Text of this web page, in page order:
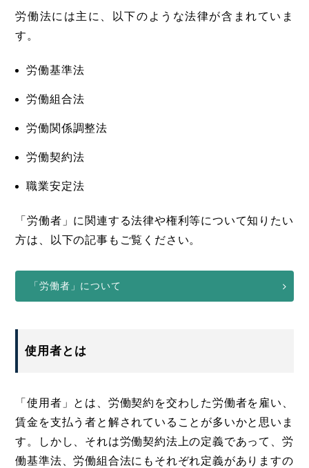
労働法には主に、以下のような法律が含まれていま
す。
労働基準法
労働組合法
労働関係調整法
労働契約法
職業安定法
「労働者」に関連する法律や権利等について知りたい
方は、以下の記事もご覧ください。
「労働者」について
使用者とは
「使用者」とは、労働契約を交わした労働者を雇い、
賃金を支払う者と解されていることが多いかと思いま
す。しかし、それは労働契約法上の定義であって、労
働基準法、労働組合法にもそれぞれ定義がありますの